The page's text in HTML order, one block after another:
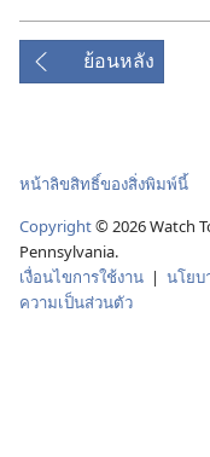
ย้อนหลัง
หน้าลิขสิทธิ์ของสิ่งพิมพ์นี้
Copyright© 2026Watch
Pennsylvania.
เงื่อนไขการใช้งาน | นโยบ
ความเป็นส่วนตัว